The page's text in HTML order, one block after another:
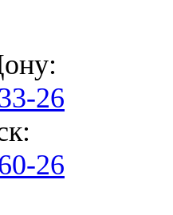
26
26